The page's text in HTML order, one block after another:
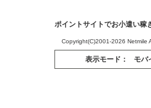
ポイントサイトでお小遣い稼
Copyright(C)2001-2026 Netmile
表示モード： モバ